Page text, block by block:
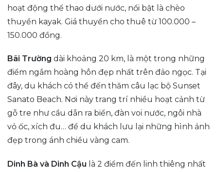
hoạt động thể thao dưới nước, nổi bật là chèo
thuyền kayak. Giá thuyền cho thuê từ 100.000 –
150.000 đồng.
Bãi Trường dài khoảng 20 km, là một trong những
điểm ngắm hoàng hôn đẹp nhất trên đảo ngọc. Tại
đây, du khách có thể đến thăm câu lạc bộ Sunset
Sanato Beach. Nơi này trang trí nhiều hoạt cảnh từ
gỗ tre như cầu dẫn ra biển, đàn voi nước, ngôi nhà
vỏ ốc, xích đu… để du khách lưu lại những hình ảnh
đẹp trong ánh chiều vàng cam.
Dinh Bà và Dinh Cậu là 2 điểm đến linh thiêng nhất